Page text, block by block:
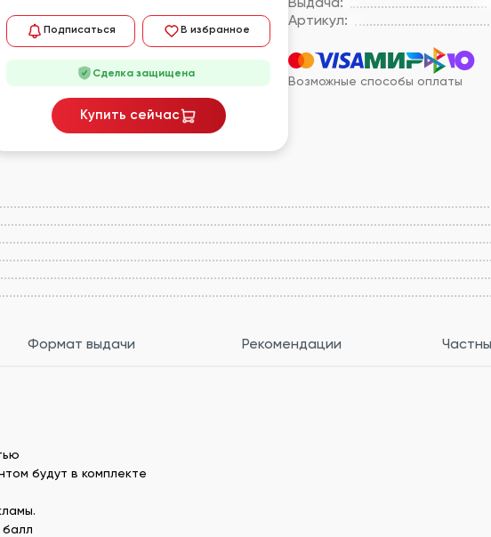
Артикул:
Возможные способы оплаты
Подписаться В избранное
Сделка защищена
Купить сейчас
Формат выдачи Рекомендации
будут в комплекте